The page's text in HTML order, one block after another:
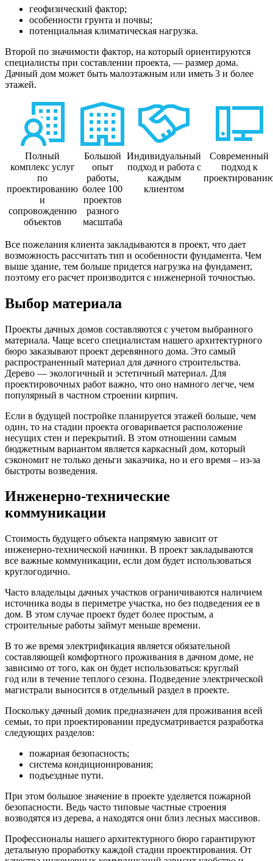
геофизический фактор;
особенности грунта и почвы;
потенциальная климатическая нагрузка.
Второй по значимости фактор, на который ориентируются
специалисты при составлении проекта, — размер дома.
Дачный дом может быть малоэтажным или иметь 3 и более
этажей.
Полный
комплекс услуг
по
проектированию
и
сопровождению
объектов
Большой
опыт
работы,
более 100
проектов
разного
масштаба
Индивидуальный
подход и работа с
каждым
клиентом
Современный
подход к
Все пожелания клиента закладываются в проект, что дает
возможность рассчитать тип и особенности фундамента. Чем
выше здание, тем больше придется нагрузка на фундамент,
поэтому его расчет производится с инженерной точностью.
Выбор материала
Проекты дачных домов составляются с учетом выбранного
материала. Чаще всего специалистам нашего архитектурного
бюро заказывают проект деревянного дома. Это самый
распространенный материал для дачного строительства.
Дерево — экологичный и эстетичный материал. Для
проектировочных работ важно, что оно намного легче, чем
популярный в частном строении кирпич.
Если в будущей постройке планируется этажей больше, чем
один, то на стадии проекта оговаривается расположение
несущих стен и перекрытий. В этом отношении самым
бюджетным вариантом является каркасный дом, который
сэкономит не только деньги заказчика, но и его время – из-за
быстроты возведения.
Инженерно-технические
коммуникации
Стоимость будущего объекта напрямую зависит от
инженерно-технической начинки. В проект закладываются
все важные коммуникации, если дом будет использоваться
круглогодично.
Часто владельцы дачных участков ограничиваются наличием
источника воды в периметре участка, но без подведения ее в
дом. В этом случае проект будет более простым, а
строительные работы займут меньше времени.
В то же время электрификация является обязательной
составляющей комфортного проживания в дачном доме, не
зависимо от того, как он будет использоваться: круглый
год или в течение теплого сезона. Подведение электрической
магистрали выносится в отдельный раздел в проекте.
Поскольку дачный домик предназначен для проживания всей
семьи, то при проектировании предусматривается разработка
следующих разделов:
пожарная безопасность;
система кондиционирования;
подъездные пути.
При этом большое значение в проекте уделяется пожарной
безопасности. Ведь часто типовые частные строения
возводятся из дерева, а находятся они близ лесных массивов.
Профессионалы нашего архитектурного бюро гарантируют
детальную проработку каждой стадии проектирования. От